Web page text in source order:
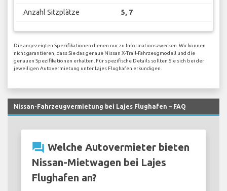
Anzahl Sitzplätze 5, 7
Die angezeigten Spezifikationen dienen nur zu Informationszwecken. Wir können
nicht garantieren, dass Sie das genaue Nissan X-Trail-Fahrzeugmodell und die
genauen Spezifikationen erhalten. Für spezifische Details sollten Sie sich bei der
jeweiligen Autovermietung unter Lajes Flughafen erkundigen.
Nissan-Fahrzeugvermietung bei Lajes Flughafen – FAQ
question_answer Welche Autovermieter bieten
Nissan-Mietwagen bei Lajes
Flughafen an?